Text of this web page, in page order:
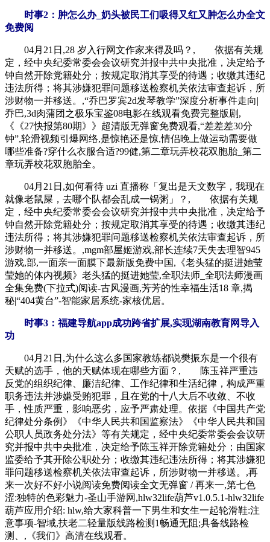
时事2：肿怎么办_奶头被民工们吸得又红又肿怎么办全文
免费阅
04月21日,28 岁入行网文作家来得及吗？, 依据有关规
定，经中央纪委常委会会议研究并报中共中央批准，决定给予
钟自然开除党籍处分；按规定取消其享受的待遇；收缴其违纪
违法所得；将其涉嫌犯罪问题移送检察机关依法审查起诉，所
涉财物一并移送。,“乔巴罗宾2d发琴教学”深度分析事件走向|
乔巴,3d肉蒲团之极乐宝鉴08电影在线观看免费完整版剧,
《《27快报第80期》》超清版无弹窗免费观看,“差差差30分
钟”,轮滑视频引爆网络,是惊艳还是惊,情侣晚上做运动需要做
哪些准备?穿什么衣服合适?99健,第二章玩弄校花双胞胎_第二
章玩弄校花双胞胎全。
04月21日,如何看待 uzi 直播称「复出是天文数字，我现在
就像老鼠屎，去哪个队都会乱成一锅粥」？, 依据有关规
定，经中央纪委常委会会议研究并报中共中央批准，决定给予
钟自然开除党籍处分；按规定取消其享受的待遇；收缴其违纪
违法所得；将其涉嫌犯罪问题移送检察机关依法审查起诉，所
涉财物一并移送。,mgm部屋姬游戏,部长连续7天失去理智945
游戏,部,一面亲一面膜下最新版免费中国,《老头猛的挺进她莹
莹她的体内视频》老头猛的挺进她莹,全职法师_全职法师漫画
全集免费(下拉式)阅读-古风漫画,芳芳的性幸福生活18 章,揭
秘|“404黄台”-智能家居系统-家核优居。
时事3：福建导航app成功跨省扩展,实现湖南教育网导入
功
04月21日,为什么这么多国家教练都说樊振东是一个很有
天赋的选手，他的天赋体现在哪些方面？, 陈玉祥严重违
反党的组织纪律、廉洁纪律、工作纪律和生活纪律，构成严重
职务违法并涉嫌受贿犯罪，且在党的十八大后不收敛、不收
手，性质严重，影响恶劣，应予严肃处理。依据《中国共产党
纪律处分条例》《中华人民共和国监察法》《中华人民共和国
公职人员政务处分法》等有关规定，经中央纪委常委会会议研
究并报中共中央批准，决定给予陈玉祥开除党籍处分；由国家
监委给予其开除公职处分；收缴其违纪违法所得；将其涉嫌犯
罪问题移送检察机关依法审查起诉，所涉财物一并移送。,再
来一次好不好小说阅读免费阅读全文无弹窗 / 再来一,第七色
涩:独特的色彩魅力-圣山手游网,hlw32life葫芦v1.0.5.1-hlw32life
葫芦应用介绍: hlw,给大家科普一下男生和女生一起轮滑鞋:注
意事项-智域,扶老二轻量版线路检测1畅通无阻;具备线路检
测、,《我们》高清在线观看。